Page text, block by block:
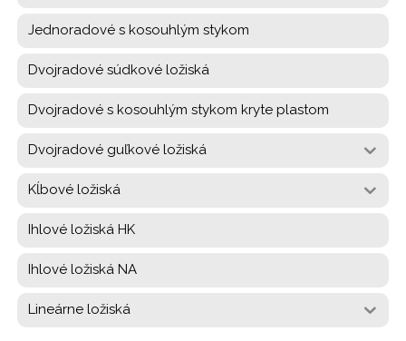
Jednoradové s kosouhlým stykom
Dvojradové súdkové ložiská
Dvojradové s kosouhlým stykom kryte plastom
Dvojradové guľkové ložiská
Kĺbové ložiská
Ihlové ložiská HK
Ihlové ložiská NA
Lineárne ložiská